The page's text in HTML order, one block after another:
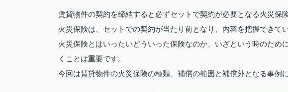
賃貸物件の契約を締結すると必ずセットで契約が必要となる火災保険
火災保険は、セットでの契約が当たり前となり、内容を把握できて
火災保険とはいったいどういった保険なのか、いざという時のため
くことは重要です。
今回は賃貸物件の火災保険の種類、補償の範囲と補償外となる事例